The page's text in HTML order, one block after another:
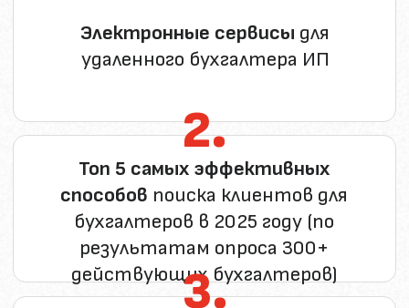
резюме на фрилансерских
сайтах». С образцами
Видео«Сервис по настройке
дополнительной системы
поставляется из 1С»
+
Индивидуальная диагностическая
консультация для бухгалтеров